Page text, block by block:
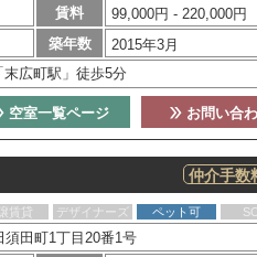
賃料
99,000円 - 220,000円
築年数
2015年3月
広町駅」徒歩5分
お問い合
空室一覧ページ
仲介手数
賃貸 デザイナーズ ペット可
田町1丁目20番1号